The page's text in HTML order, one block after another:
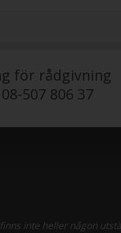
för rådgivning
08-507 806 37
inte heller någon